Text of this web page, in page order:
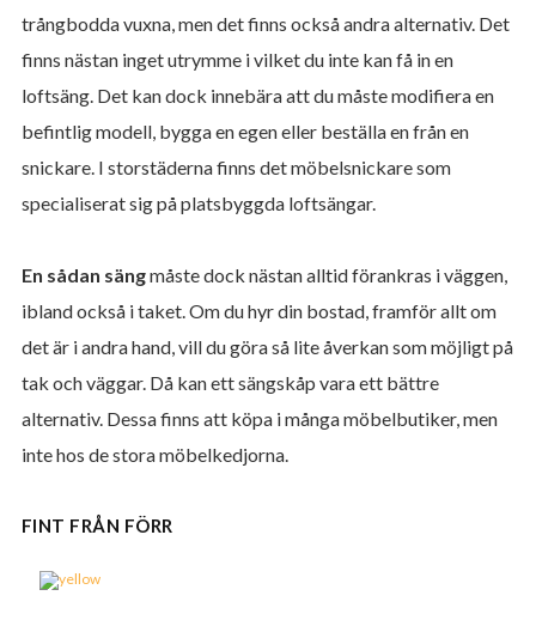
trångbodda vuxna, men det finns också andra alternativ. Det
finns nästan inget utrymme i vilket du inte kan få in en
loftsäng. Det kan dock innebära att du måste modifiera en
befintlig modell, bygga en egen eller beställa en från en
snickare. I storstäderna finns det möbelsnickare som
specialiserat sig på platsbyggda loftsängar.
En sådan sängmåste dock nästan alltid förankras i väggen,
ibland också i taket. Om du hyr din bostad, framför allt om
det är i andra hand, vill du göra så lite åverkan som möjligt på
tak och väggar. Då kan ett sängskåp vara ett bättre
alternativ. Dessa finns att köpa i många möbelbutiker, men
inte hos de stora möbelkedjorna.
FINT FRÅN FÖRR